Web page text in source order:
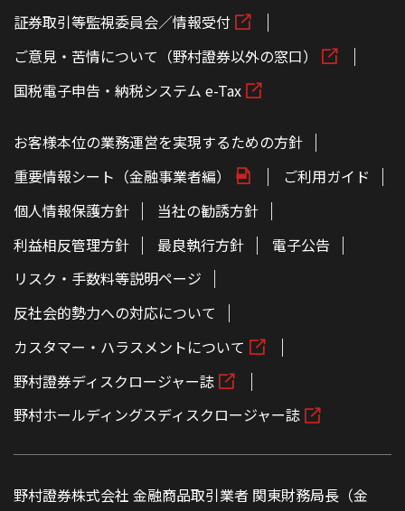
証券取引等監視委員会／情報受付
ご意見・苦情について（野村證券以外の窓口）
国税電子申告・納税システム e-Tax
お客様本位の業務運営を実現するための方針
重要情報シート（金融事業者編）
ご利用ガイド
個人情報保護方針
当社の勧誘方針
利益相反管理方針
最良執行方針
電子公告
リスク・手数料等説明ページ
反社会的勢力への対応について
カスタマー・ハラスメントについて
野村證券ディスクロージャー誌
野村ホールディングスディスクロージャー誌
野村證券株式会社 金融商品取引業者 関東財務局長（金